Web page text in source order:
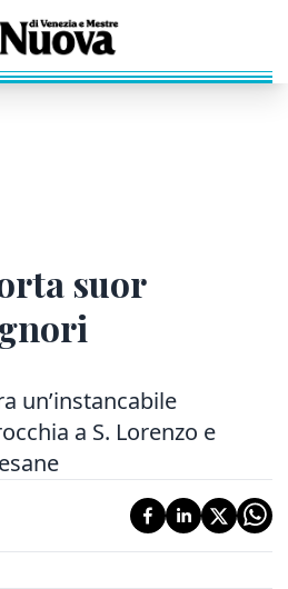
suor
un’instancabile
a S. Lorenzo e